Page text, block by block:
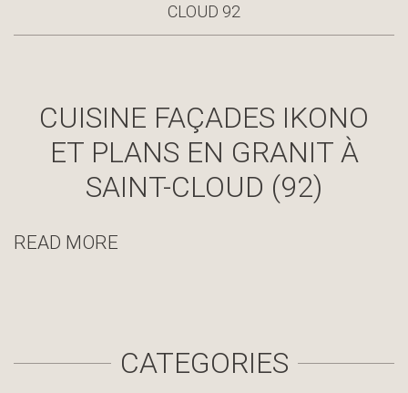
CLOUD 92
CUISINE FAÇADES IKONO
ET PLANS EN GRANIT À
SAINT-CLOUD (92)
READ MORE
CATEGORIES